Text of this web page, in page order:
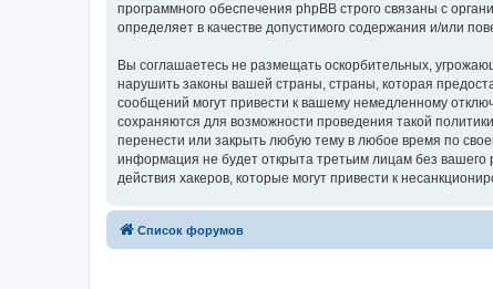
программного обеспечения phpBB строго связаны с
определяет в качестве допустимого содержания и/или
Вы соглашаетесь не размещать оскорбительных,
нарушить законы вашей страны, страны, которая
сообщений могут привести к вашему немедленному
сохраняются для возможности проведения такой
перенести или закрыть любую тему в любое время по
информация не будет открыта третьим лицам без
действия хакеров, которые могут привести к
Список форумов